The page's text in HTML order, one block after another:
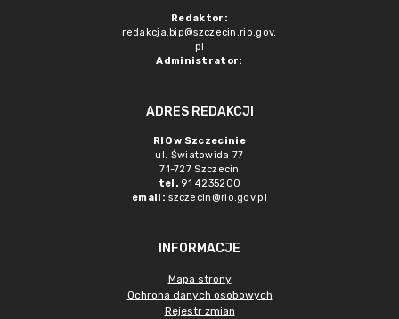
Redaktor:
redakcja.bip@szczecin.rio.gov.
pl
Administrator:
ADRES REDAKCJI
RIO w Szczecinie
ul. Światowida 77
71-727 Szczecin
tel. 91 4235200
email: szczecin@rio.gov.pl
INFORMACJE
Mapa strony
Ochrona danych osobowych
Rejestr zmian